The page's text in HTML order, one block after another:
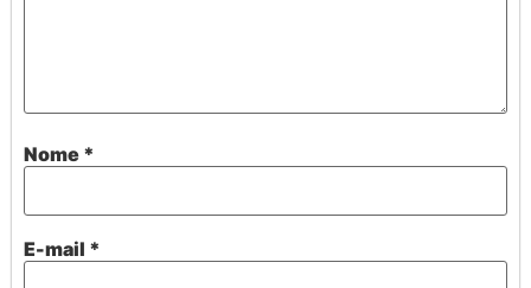
Nome *
E-mail *